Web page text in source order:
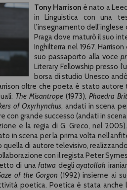
Tony Harrison è nato a
in Linguistica con una
l’insegnamento dell’inglese
Praga dove maturò il suo
Inghilterra nel 1967,
suo passaporto alla voce
Literary Fellowship presso
borsa di studio Unesco
oltre che poeta è stato
The Misantrope(1973), Phaedra
of Oxyrhynchus, andati in scena
con grande successo (andati in
e la regia di G. Greco, nel
in scena per la prima volta
di autore televisivo,
con il regista Peter
di unafatwa degliayatollah
of the Gorgon (1992) insieme ai
poetica. Poetica è stata